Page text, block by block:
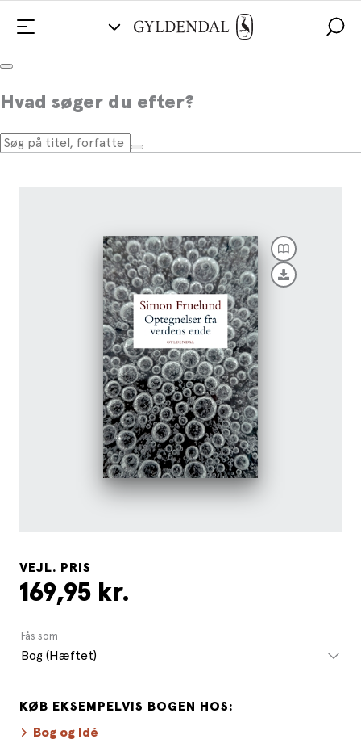
Hvad søger du efter?
Optegnelser fra verdens ende
VEJL. PRIS
169,95 kr.
Fås som
Bog (Hæftet)
KØB EKSEMPELVIS BOGEN HOS:
Bog og Idé